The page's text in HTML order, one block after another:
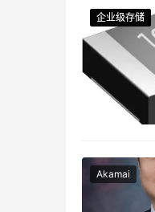
技术，以
方面的巨大
电子元器件
将将汇聚
升级等方
CITE 2025
等特种电
台和生态圈
企业级存储
企业级存储
企业级存储
企业级存储
Akamai